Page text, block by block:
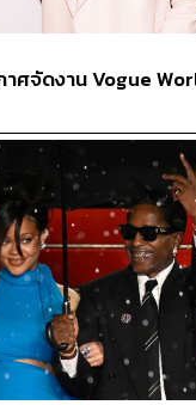
ศจัดงาน Vogue